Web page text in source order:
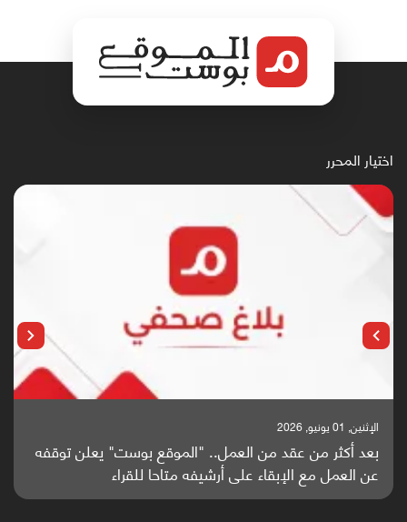
اختيار المحرر
الإثنين, 25 مايو, 2026
باحثون من اليمن يدخلون سباق أبحاث ألزهايمر بدراسة
واعدة منشورة عالميا (ترجمة)